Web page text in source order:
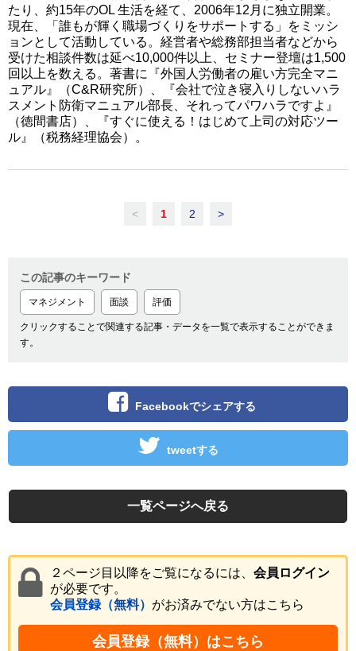
たり、約15年のOL 生活を経て、2006年12月に独立開業。
現在、「誰もが輝く職場づくりをサポートする」をミッシ
ョンとして活動している。経営者や総務部担当者などから
受けた相談件数は延べ10,000件以上、セミナー登壇は1,500
回以上を数える。著書に『外国人労働者の雇い方完全マニ
ュアル』（C&R研究所）、『会社で泣き寝入りしないハラ
スメント防衛マニュアル部長、それってパワハラですよ』
（徳間書店）、『すぐに使える！はじめて上司の対応ツー
ル』（税務経理協会）。
< 1 2 >
この記事のキーワード
マネジメント 面談 評価
クリックすることで関連する記事・データを一覧で表示することができま
す。
Facebookでシェアする
tweetする
一覧ページへ戻る
２ページ目以降をご覧になるには、 会員ログイン
が必要です。
会員登録（無料） がお済みでない方はこちら
会員登録（無料）はこちら